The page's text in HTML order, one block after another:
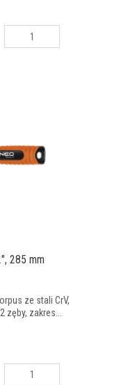
285 mm
ze stali CrV,
zakres...